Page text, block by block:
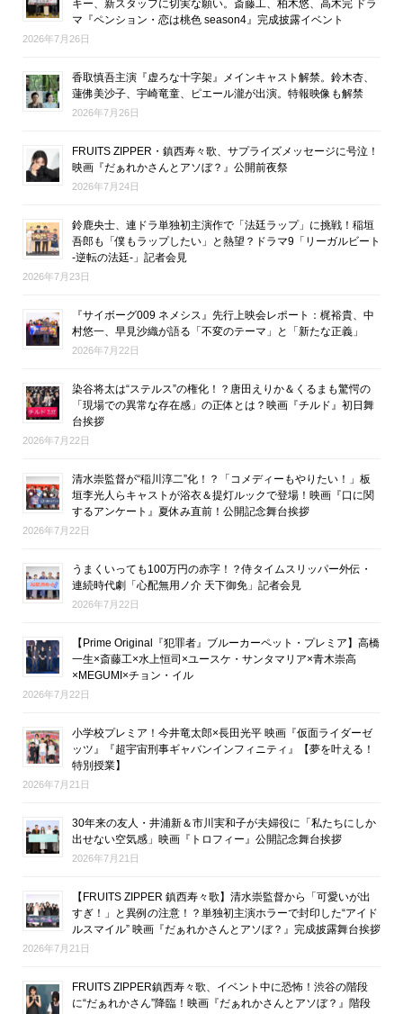
キー、新スタッフに切実な願い。斎藤工、柏木悠、高木完 ドラ
マ『ペンション・恋は桃色 season4』完成披露イベント
2026年7月26日
香取慎吾主演『虚ろな十字架』メインキャスト解禁。鈴木杏、
蓮佛美沙子、宇崎竜童、ピエール瀧が出演。特報映像も解禁
2026年7月26日
FRUITS ZIPPER・鎮西寿々歌、サプライズメッセージに号泣！
映画『だぁれかさんとアソぼ？』公開前夜祭
2026年7月24日
鈴鹿央士、連ドラ単独初主演作で「法廷ラップ」に挑戦！稲垣
吾郎も「僕もラップしたい」と熱望？ドラマ9「リーガルビート
-逆転の法廷-」記者会見
2026年7月23日
『サイボーグ009 ネメシス』先行上映会レポート：梶裕貴、中
村悠一、早見沙織が語る「不変のテーマ」と「新たな正義」
2026年7月22日
染谷将太は“ステルス”の権化！？唐田えりか＆くるまも驚愕の
「現場での異常な存在感」の正体とは？映画『チルド』初日舞
台挨拶
2026年7月22日
清水崇監督が“稲川淳二”化！？「コメディーもやりたい！」板
垣李光人らキャストが浴衣＆提灯ルックで登場！映画『口に関
するアンケート』夏休み直前！公開記念舞台挨拶
2026年7月22日
うまくいっても100万円の赤字！？侍タイムスリッパー外伝・
連続時代劇「心配無用ノ介 天下御免」記者会見
2026年7月22日
【Prime Original『犯罪者』ブルーカーペット・プレミア】高橋
一生×斎藤工×水上恒司×ユースケ・サンタマリア×青木崇高
×MEGUMI×チョン・イル
2026年7月22日
小学校プレミア！今井竜太郎×長田光平 映画『仮面ライダーゼ
ッツ』『超宇宙刑事ギャバンインフィニティ』【夢を叶える！
特別授業】
2026年7月21日
30年来の友人・井浦新＆市川実和子が夫婦役に「私たちにしか
出せない空気感」映画『トロフィー』公開記念舞台挨拶
2026年7月21日
【FRUITS ZIPPER 鎮西寿々歌】清水崇監督から「可愛いが出
すぎ！」と異例の注意！？単独初主演ホラーで封印した“アイド
ルスマイル” 映画『だぁれかさんとアソぼ？』完成披露舞台挨拶
2026年7月21日
FRUITS ZIPPER鎮西寿々歌、イベント中に恐怖！渋谷の階段
に“だぁれかさん”降臨！映画『だぁれかさんとアソぼ？』階段